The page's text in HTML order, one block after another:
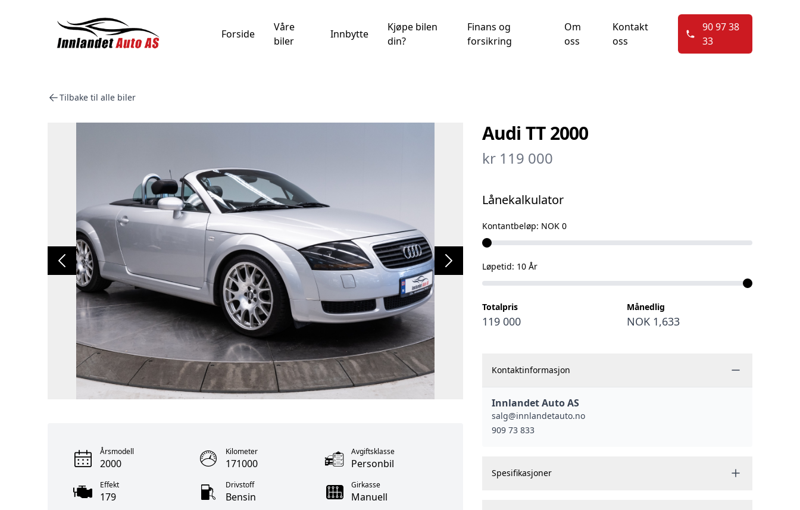
Forside
Våre
biler
Innbytte
Kjøpe bilen
din?
Finans og
forsikring
Om
oss
Kontakt
oss
90 97 38
33
Tilbake til alle biler
Årsmodell
2000
Kilometer
171000
Avgiftsklasse
Personbil
Effekt
179
Drivstoff
Bensin
Girkasse
Manuell
Audi TT 2000
kr 119 000
Lånekalkulator
Kontantbeløp: NOK 0
Løpetid: 10 År
Totalpris
119 000
Månedlig
NOK 1,633
Kontaktinformasjon
Innlandet Auto AS
salg@innlandetauto.no
909 73 833
Spesifikasjoner